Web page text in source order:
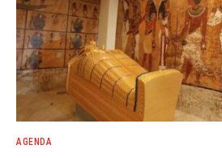
AGENDA